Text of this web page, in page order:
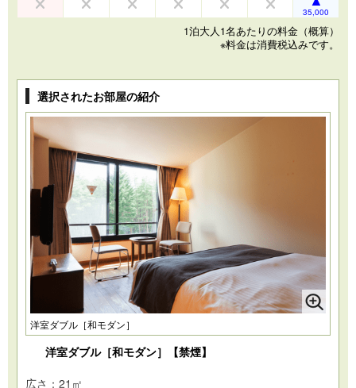
35,000
1泊大人1名あたりの料金（概算）
※料金は消費税込みです。
選択されたお部屋の紹介
洋室ダブル［和モダン］
洋室ダブル［和モダン］【禁煙】
広さ：21㎡